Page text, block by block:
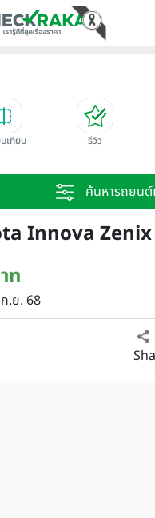
เทียบ รีวิว
ค้นหารถยนต์
Innova
ท
.ย. 68